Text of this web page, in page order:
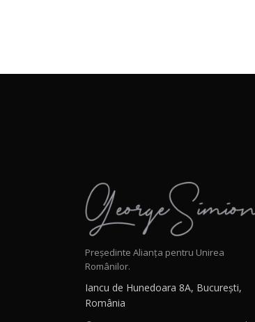
Președinte Alianța pentru Unirea
Românilor.
Iancu de Hunedoara 8A, București,
România